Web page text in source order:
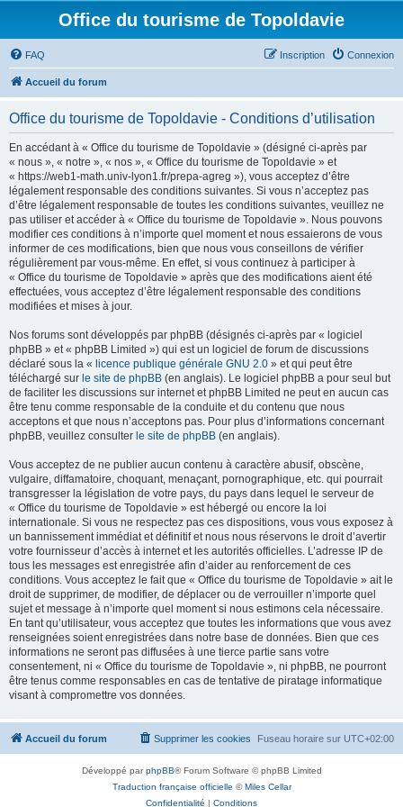
Office du tourisme de Topoldavie
FAQ Connexion
Inscription
Accueil du forum
Office du tourisme de Topoldavie - Conditions d’utilisation
En accédant à « Office du tourisme de Topoldavie » (désigné ci-après par
« nous », « notre », « nos », « Office du tourisme de Topoldavie » et
« https://web1-math.univ-lyon1.fr/prepa-agreg »), vous acceptez d’être
légalement responsable des conditions suivantes. Si vous n’acceptez pas
d’être légalement responsable de toutes les conditions suivantes, veuillez ne
pas utiliser et accéder à « Office du tourisme de Topoldavie ». Nous pouvons
modifier ces conditions à n’importe quel moment et nous essaierons de vous
informer de ces modifications, bien que nous vous conseillons de vérifier
régulièrement par vous-même. En effet, si vous continuez à participer à
« Office du tourisme de Topoldavie » après que des modifications aient été
effectuées, vous acceptez d’être légalement responsable des conditions
modifiées et mises à jour.
Nos forums sont développés par phpBB (désignés ci-après par « logiciel
phpBB » et « phpBB Limited ») qui est un logiciel de forum de discussions
déclaré sous la « licence publique générale GNU 2.0 » et qui peut être
téléchargé sur le site de phpBB (en anglais). Le logiciel phpBB a pour seul but
de faciliter les discussions sur internet et phpBB Limited ne peut en aucun cas
être tenu comme responsable de la conduite et du contenu que nous
acceptons et que nous n’acceptons pas. Pour plus d’informations concernant
phpBB, veuillez consulter le site de phpBB (en anglais).
Vous acceptez de ne publier aucun contenu à caractère abusif, obscène,
vulgaire, diffamatoire, choquant, menaçant, pornographique, etc. qui pourrait
transgresser la législation de votre pays, du pays dans lequel le serveur de
« Office du tourisme de Topoldavie » est hébergé ou encore la loi
internationale. Si vous ne respectez pas ces dispositions, vous vous exposez à
un bannissement immédiat et définitif et nous nous réservons le droit d’avertir
votre fournisseur d’accès à internet et les autorités officielles. L’adresse IP de
tous les messages est enregistrée afin d’aider au renforcement de ces
conditions. Vous acceptez le fait que « Office du tourisme de Topoldavie » ait le
droit de supprimer, de modifier, de déplacer ou de verrouiller n’importe quel
sujet et message à n’importe quel moment si nous estimons cela nécessaire.
En tant qu’utilisateur, vous acceptez que toutes les informations que vous avez
renseignées soient enregistrées dans notre base de données. Bien que ces
informations ne seront pas diffusées à une tierce partie sans votre
consentement, ni « Office du tourisme de Topoldavie », ni phpBB, ne pourront
être tenus comme responsables en cas de tentative de piratage informatique
visant à compromettre vos données.
Accueil du forum Fuseau horaire sur UTC+02:00
Supprimer les cookies
Développé parphpBB® Forum Software © phpBB Limited
Traduction française officielle ©Miles Cellar
Confidentialité | Conditions